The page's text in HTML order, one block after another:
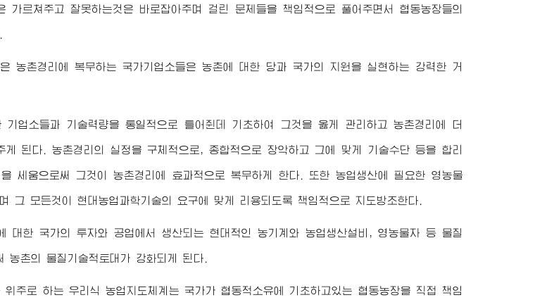
가르쳐주고 잘못하는것은 바로잡아주며 걸린 문제들을 책임적으로 풀어주면서 협동농장들의
농촌경리에 복무하는 국가기업소들은 농촌에 대한 당과 국가의 지원을 실현하는 강력한 거
기업소들과 기술력량을 통일적으로 틀어쥔데 기초하여 그것을 옳게 관리하고 농촌경리에 더
게 된다. 농촌경리의 실정을 구체적으로, 종합적으로 장악하고 그에 맞게 기술수단 등을 합리
세움으로써 그것이 농촌경리에 효과적으로 복무하게 한다. 또한 농업생산에 필요한 영농물
그 모든것이 현대농업과학기술의 요구에 맞게 리용되도록 책임적으로 지도방조한다.
대한 국가의 투자와 공업에서 생산되는 현대적인 농기계와 농업생산설비, 영농물자 등 물질
농촌의 물질기술적토대가 강화되게 된다.
위주로 하는 우리식 농업지도체계는 국가가 협동적소유에 기초하고있는 협동농장을 직접 책임